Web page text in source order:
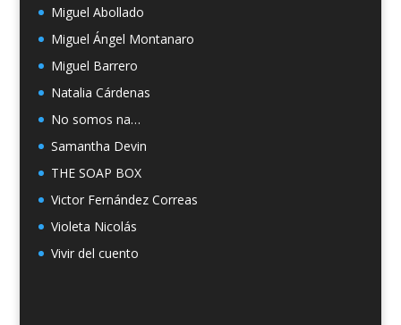
Miguel Abollado
Miguel Ángel Montanaro
Miguel Barrero
Natalia Cárdenas
No somos na…
Samantha Devin
THE SOAP BOX
Victor Fernández Correas
Violeta Nicolás
Vivir del cuento